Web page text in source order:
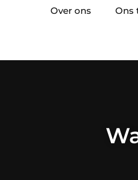
Over ons Ons